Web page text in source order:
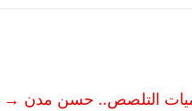
التلصص.. حسن مدن →